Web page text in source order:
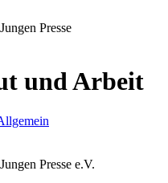
Presse
und Arbeit
Presse e.V.